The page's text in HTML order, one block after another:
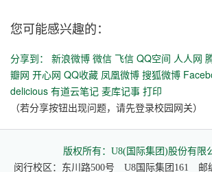
您可能感兴趣的：
分享到： 新浪微博 微信 飞信 QQ空间 人人网
瓣网 开心网 QQ收藏 凤凰微博 搜狐微博
delicious 有道云笔记 麦库记事 打印
（若分享按钮出现问题，请先登录校园网关）
版权所有：U8(国际集团)股份有限
闵行校区：东川路500号 U8国际集团161 邮